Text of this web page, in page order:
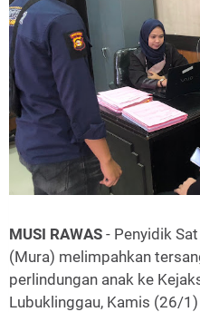
MUSI RAWAS - Penyidik
(Mura) melimpahkan
perlindungan anak ke
Lubuklinggau, Kamis (26/